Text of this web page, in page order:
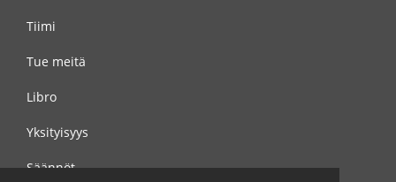
Tiimi
Tue meitä
Libro
Yksityisyys
Säännöt